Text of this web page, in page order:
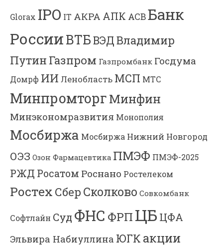
Glorax IPO IT АКРА АПК АСВБанк
РоссииВТБВЭДВладимир
Путин Газпром Газпромбанк Госдума
Домрф ИИ Ленобласть МСП МТС
МинпромторгМинфин
Минэкономразвития Монополия
Мосбиржа Мосбиржа Нижний Новгород
ОЭЗ Озон Фармацевтика ПМЭФ ПМЭФ-2025
РЖД Росатом Роснано Ростелеком
Ростех Сбер Сколково Совкомбанк
Софтлайн Суд ФНС ФРП ЦБ ЦФА
Эльвира Набиуллина ЮГК акции